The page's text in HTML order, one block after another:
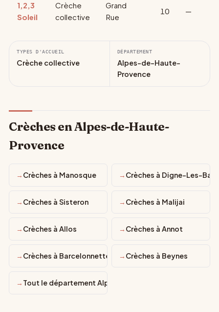
1,2,3
Soleil
Crèche
collective
Grand
Rue
10 —
TYPES D'ACCUEIL
Crèche collective
DÉPARTEMENT
Alpes-de-Haute-
Provence
Crèches en Alpes-de-Haute-
Provence
Crèches à Manosque Crèches à Digne-Les-
Crèches à Sisteron Crèches à Malijai
Crèches à Allos Crèches à Annot
Crèches à Barcelonnette Crèches à Beynes
Tout le département Alpes-de-Haute-Provence